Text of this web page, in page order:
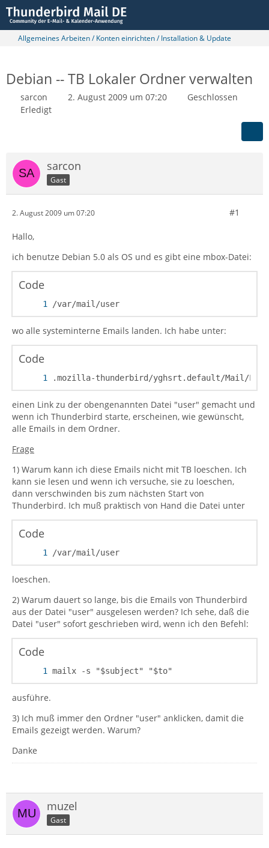
Allgemeines Arbeiten / Konten einrichten / Installation & Update
Debian -- TB Lokaler Ordner verwalten
sarcon 2. August 2009 um 07:20
Geschlossen
Erledigt
sarcon
Gast
2. August 2009 um 07:20 #1
Hallo,
ich benutze Debian 5.0 als OS und es gibt eine mbox-Datei:
Code
/var/mail/user
wo alle systeminterne Emails landen. Ich habe unter:
Code
.mozilla-thunderbird/yghsrt.default/Mail/
einen Link zu der obengenannten Datei "user" gemacht und
wenn ich Thunderbird starte, erscheinen, wie gewünscht,
alle Emails in dem Ordner.
Frage
1) Warum kann ich diese Emails nicht mit TB loeschen. Ich
kann sie lesen und wenn ich versuche, sie zu loeschen,
dann verschwinden bis zum nächsten Start von
Thunderbird. Ich muß praktisch von Hand die Datei unter
Code
/var/mail/user
loeschen.
2) Warum dauert so lange, bis die Emails von Thunderbird
aus der Datei "user" ausgelesen werden? Ich sehe, daß die
Datei "user" sofort geschrieben wird, wenn ich den Befehl:
Code
mailx -s "$subject" "$to"
ausführe.
3) Ich muß immer den Ordner "user" anklicken, damit die
Emails gezeigt werden. Warum?
Danke
muzel
Gast